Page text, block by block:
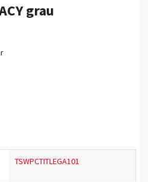
grau
TSWPCTITLEGA101